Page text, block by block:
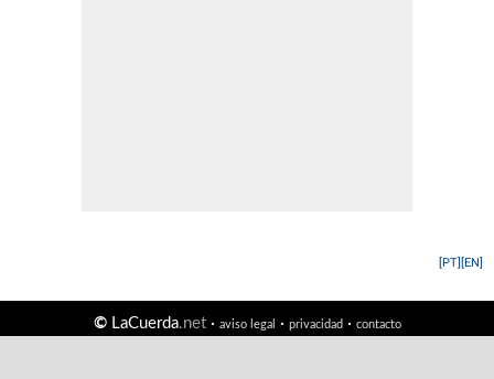
[EN]
[PT]
©LaCuerda.net· aviso legal · privacidad· contacto